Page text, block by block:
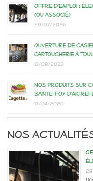
Offre d’emploi :
(ou associé)
29/07/2026
Ouverture de
Cartoucherie à
13/09/2023
Nos produits sur
Sainte-Foy
17/04/2020
Nos